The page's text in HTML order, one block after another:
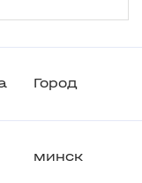
Город
минск